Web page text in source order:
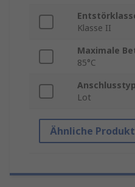
Klasse II
Maximale
85°C
Anschlusstyp
Lot
Ähnliche